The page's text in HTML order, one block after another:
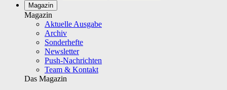
Magazin
Magazin
Aktuelle Ausgabe
Archiv
Sonderhefte
Newsletter
Push-Nachrichten
Team & Kontakt
Das Magazin